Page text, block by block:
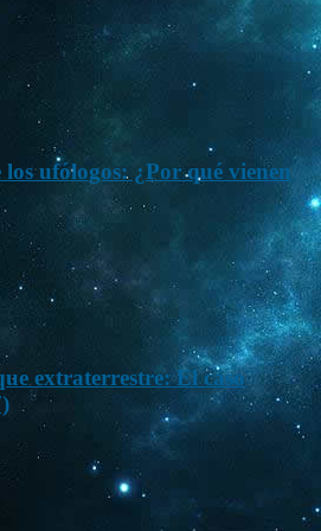
ufólogos: ¿Por qué vienen
extraterrestre: El caso